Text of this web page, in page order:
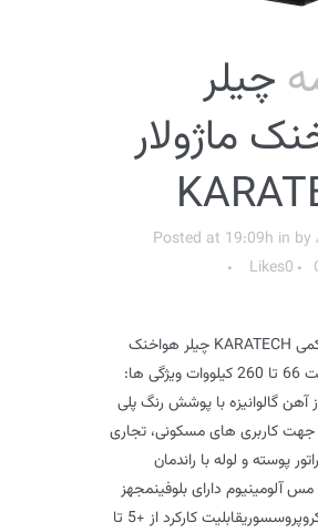
چیلر
ماژولار
Posted at 19:09h in by
0
Likes
چیلرهای تراکمی KARATECH چیلر هواخنک
ماژولار ظرفیت 66 تا 260 کیلووات ویژگی ها:
آهن گالوانیزه با پوشش رنگ پلی
کاربری های مسکونی، تجاری
پوسته و لوله با راندمان
مس آلومینیوم دارای بلوفینمجهز
به کنترلر میکروپروسسوریقابلیت کارکرد از +5 تا